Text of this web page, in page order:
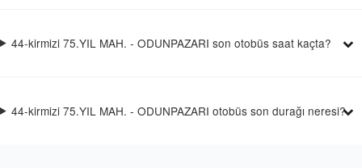
44-kirmizi 75.YIL MAH. - ODUNPAZARI son otobüs saat kaçta?
44-kirmizi 75.YIL MAH. - ODUNPAZARI otobüs son durağı neresi?